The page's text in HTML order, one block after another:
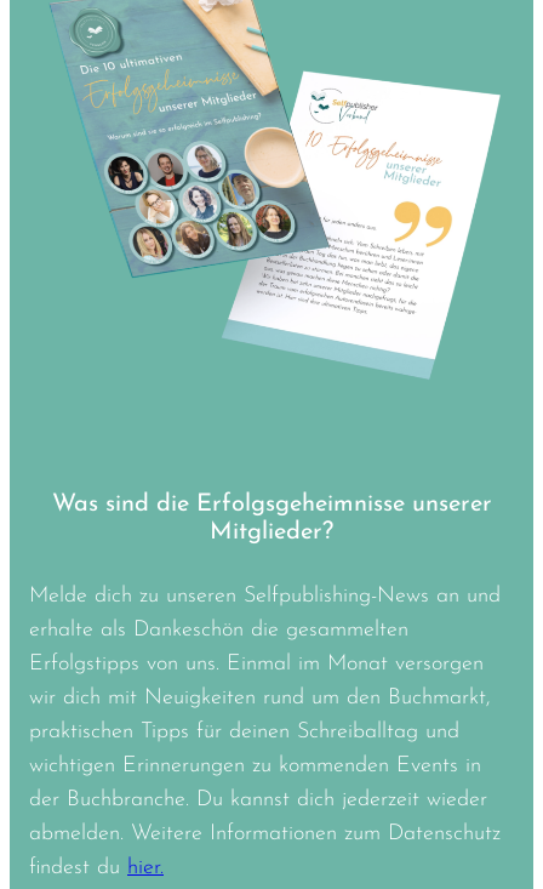
Was sind die Erfolgsgeheimnisse unserer
Mitglieder?
Melde dich zu unseren Selfpublishing-News an und
erhalte als Dankeschön die gesammelten
Erfolgstipps von uns. Einmal im Monat versorgen
wir dich mit Neuigkeiten rund um den Buchmarkt,
praktischen Tipps für deinen Schreiballtag und
wichtigen Erinnerungen zu kommenden Events in
der Buchbranche. Du kannst dich jederzeit wieder
abmelden. Weitere Informationen zum Datenschutz
findest du hier.